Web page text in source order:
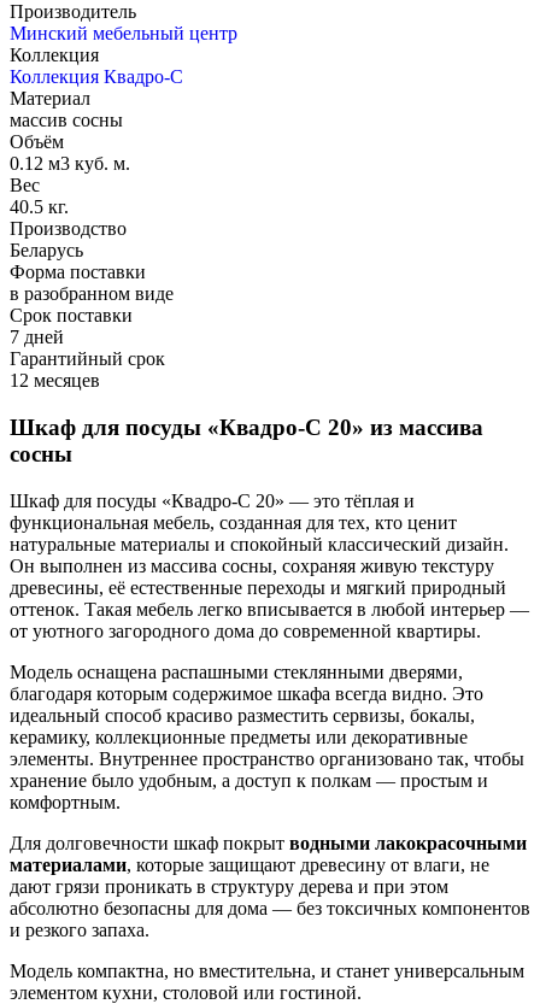
Производитель
Минский мебельный центр
Коллекция
Коллекция Квадро-С
Материал
массив сосны
Объём
0.12 м3 куб. м.
Вес
40.5 кг.
Производство
Беларусь
Форма поставки
в разобранном виде
Срок поставки
7 дней
Гарантийный срок
12 месяцев
Шкаф для посуды «Квадро-С 20» из массива
сосны
Шкаф для посуды «Квадро-С 20» — это тёплая и
функциональная мебель, созданная для тех, кто ценит
натуральные материалы и спокойный классический дизайн.
Он выполнен из массива сосны, сохраняя живую текстуру
древесины, её естественные переходы и мягкий природный
оттенок. Такая мебель легко вписывается в любой интерьер —
от уютного загородного дома до современной квартиры.
Модель оснащена распашными стеклянными дверями,
благодаря которым содержимое шкафа всегда видно. Это
идеальный способ красиво разместить сервизы, бокалы,
керамику, коллекционные предметы или декоративные
элементы. Внутреннее пространство организовано так, чтобы
хранение было удобным, а доступ к полкам — простым и
комфортным.
Для долговечности шкаф покрыт водными лакокрасочными
материалами, которые защищают древесину от влаги, не
дают грязи проникать в структуру дерева и при этом
абсолютно безопасны для дома — без токсичных компонентов
и резкого запаха.
Модель компактна, но вместительна, и станет универсальным
элементом кухни, столовой или гостиной.